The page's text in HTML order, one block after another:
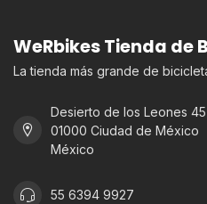
WeRbikes Tienda de
La tienda más grande de
Desierto de los Leones
01000 Ciudad de México
México
55 6394 9927